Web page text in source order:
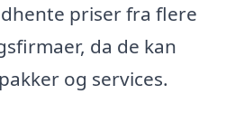
priser fra flere
da de kan
og services.